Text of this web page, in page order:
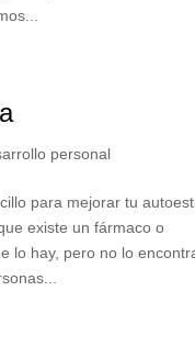
personal
para mejorar tu
existe un fármaco o
lo hay, pero no lo